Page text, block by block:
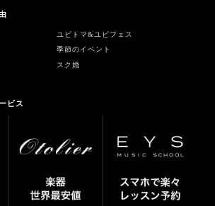
ユビトマ&ユビフェス
季節のイベント
スク婚
ビス